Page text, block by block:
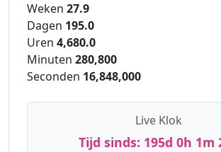
Weken 27.9
Dagen 195.0
Uren 4,680.0
Minuten 280,800
Seconden 16,848,000
Live Klok
Tijd sinds: 195d 0h 1m